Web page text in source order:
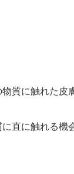
質に触れた皮
直に触れる機